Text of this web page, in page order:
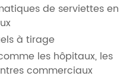
de serviettes en
à tirage
les hôpitaux, les
commerciaux